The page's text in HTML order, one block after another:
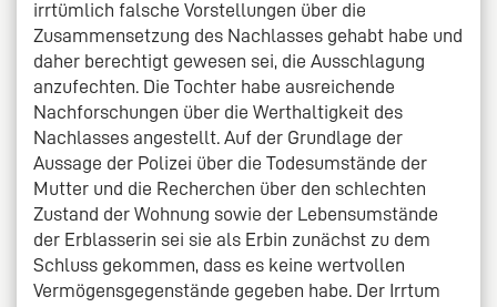
irrtümlich falsche Vorstellungen über die
Zusammensetzung des Nachlasses gehabt habe und
daher berechtigt gewesen sei, die Ausschlagung
anzufechten. Die Tochter habe ausreichende
Nachforschungen über die Werthaltigkeit des
Nachlasses angestellt. Auf der Grundlage der
Aussage der Polizei über die Todesumstände der
Mutter und die Recherchen über den schlechten
Zustand der Wohnung sowie der Lebensumstände
der Erblasserin sei sie als Erbin zunächst zu dem
Schluss gekommen, dass es keine wertvollen
Vermögensgegenstände gegeben habe. Der Irrtum